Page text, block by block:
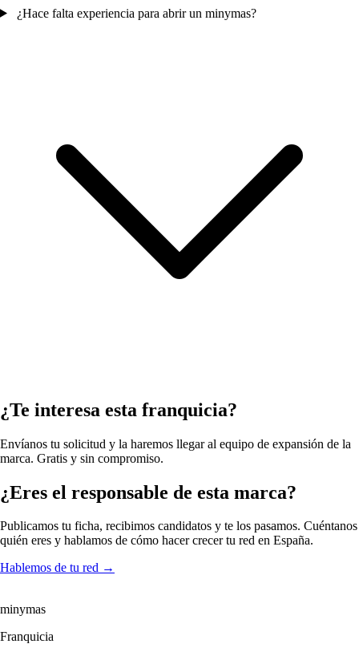
¿Hace falta experiencia para abrir un minymas?
¿Te interesa esta franquicia?
Envíanos tu solicitud y la haremos llegar al equipo de expansión de la
marca. Gratis y sin compromiso.
¿Eres el responsable de esta marca?
Publicamos tu ficha, recibimos candidatos y te los pasamos. Cuéntanos
quién eres y hablamos de cómo hacer crecer tu red en España.
Hablemos de tu red →
minymas
Franquicia